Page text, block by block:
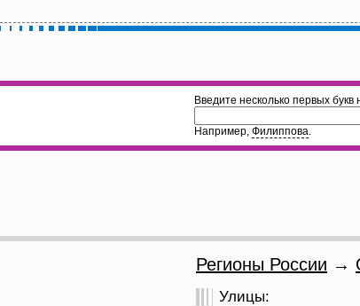
Введите несколько первых
Например, Филиппова.
Регионы России →
Улицы: